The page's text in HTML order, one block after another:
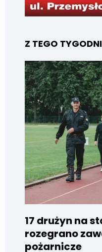
Z TEGO
17 drużyn na
rozegrano
pożarnicze